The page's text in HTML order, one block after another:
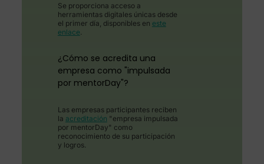
Se proporciona acceso a
herramientas digitales únicas desde
el primer día, disponibles en este
enlace
¿Cómo se acredita una
empresa como "impulsada
por mentorDay"?
Las empresas participantes reciben
la acreditación "empresa impulsada
por mentorDay" como
reconocimiento de su participación
y logros.